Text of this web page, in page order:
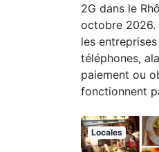
2G dans le
octobre 2026.
les
téléphones,
paiement ou
fonctionnent
Locales